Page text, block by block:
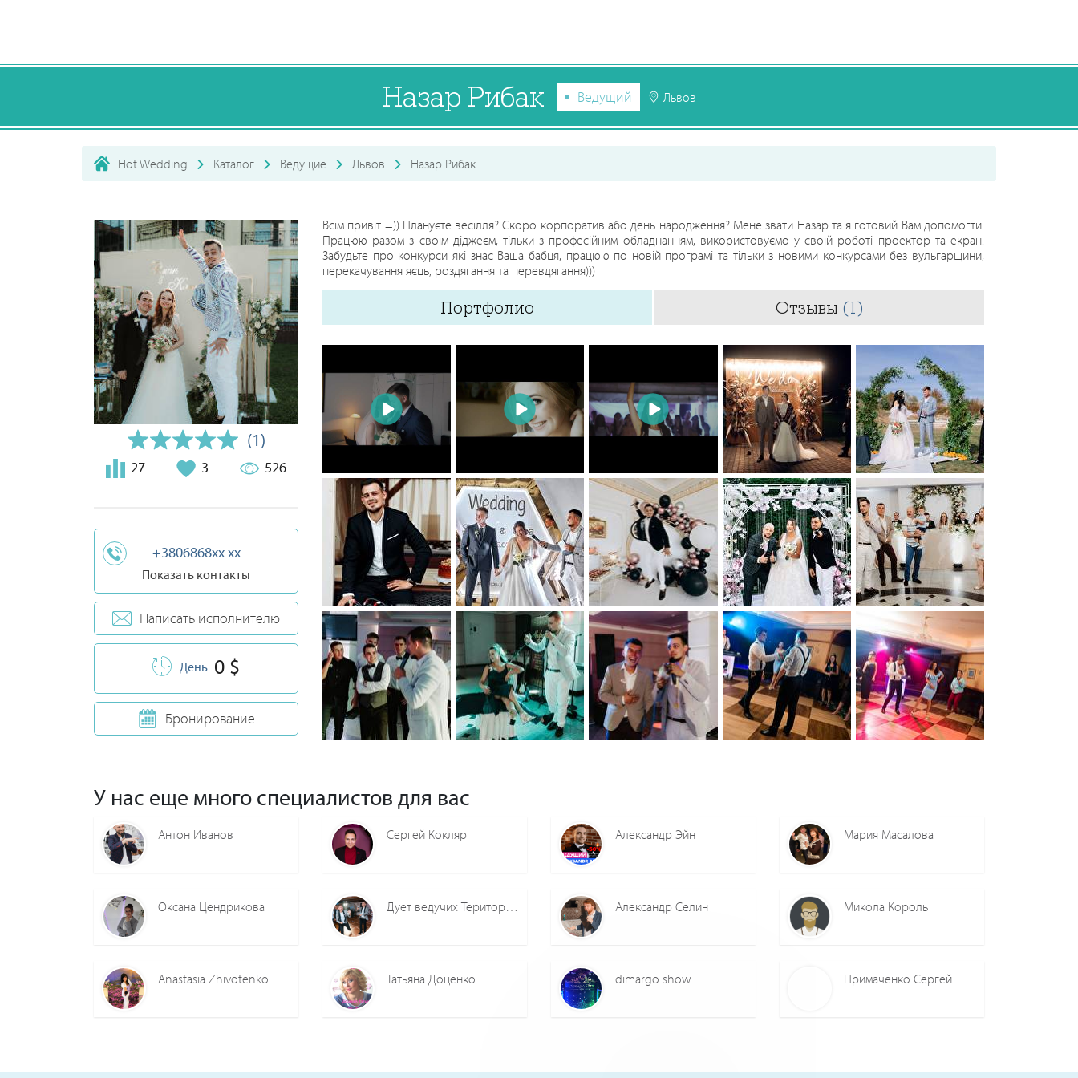
Назар Рибак Ведущий Львов
Hot Wedding Каталог Ведущие Львов Назар Рибак
(1)
27 3 526
+3806868xx xx
Показать контакты
Написать исполнителю
День 0 $
Бронирование
Всім привіт =)) Плануєте весілля? Скоро корпоратив або день народження? Мене звати Назар та я готовий Вам допомогти.
Працюю разом з своїм діджеєм, тільки з професійним обладнанням, використовуємо у своїй роботі проектор та екран.
Забудьте про конкурси які знає Ваша бабця, працюю по новій програмі та тільки з новими конкурсами без вульгарщини,
перекачування яєць, роздягання та перевдягання)))
Портфолио Отзывы (1)
0 0 0 0 0 0 0 0 0 0
0 0 0 0 0 0 0 0
У нас еще много специалистов для вас
Антон Иванов Сергей Кокляр Александр Эйн Мария Масалова
Оксана Цендрикова Александр Селин Микола Король
Anastasia Zhivotenko Татьяна Доценко dimargo show Примаченко Сергей